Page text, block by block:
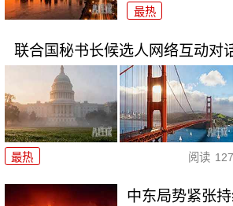
最热
联合国秘书长候选人网络互动对
最热 阅读
中东局势紧张